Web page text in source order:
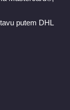
putem DHL